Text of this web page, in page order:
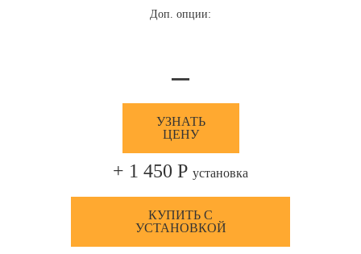
Доп. опции:
—
УЗНАТЬ
ЦЕНУ
+ 1 450 Р установка
КУПИТЬ С
УСТАНОВКОЙ